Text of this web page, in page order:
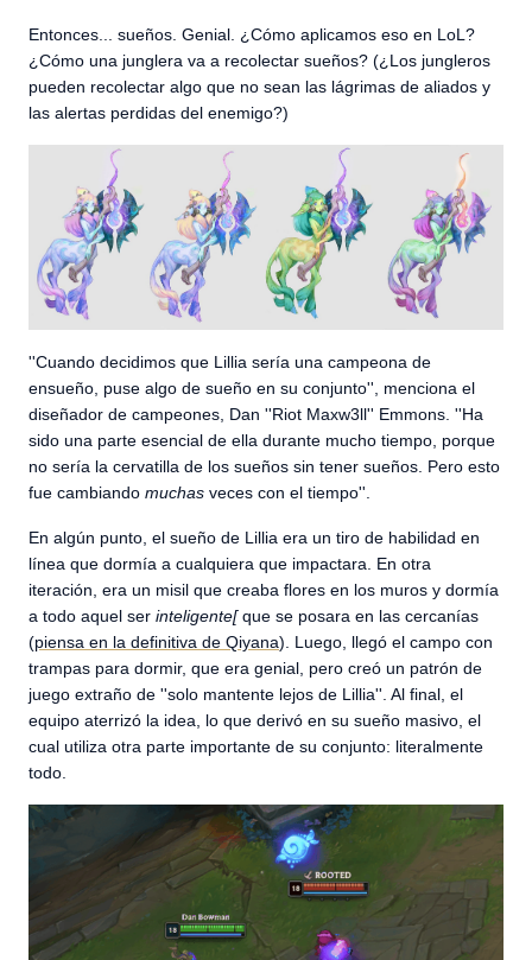
Entonces... sueños. Genial. ¿Cómo aplicamos eso en LoL?
¿Cómo una junglera va a recolectar sueños? (¿Los jungleros
pueden recolectar algo que no sean las lágrimas de aliados y
las alertas perdidas del enemigo?)
''Cuando decidimos que Lillia sería una campeona de
ensueño, puse algo de sueño en su conjunto'', menciona el
diseñador de campeones, Dan ''Riot Maxw3ll'' Emmons. ''Ha
sido una parte esencial de ella durante mucho tiempo, porque
no sería la cervatilla de los sueños sin tener sueños. Pero esto
fue cambiando muchas veces con el tiempo''.
En algún punto, el sueño de Lillia era un tiro de habilidad en
línea que dormía a cualquiera que impactara. En otra
iteración, era un misil que creaba flores en los muros y dormía
a todo aquel ser inteligente[ que se posara en las cercanías
(piensa en la definitiva de Qiyana). Luego, llegó el campo con
trampas para dormir, que era genial, pero creó un patrón de
juego extraño de ''solo mantente lejos de Lillia''. Al final, el
equipo aterrizó la idea, lo que derivó en su sueño masivo, el
cual utiliza otra parte importante de su conjunto: literalmente
todo.